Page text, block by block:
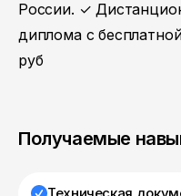
России. ✓
диплома с
руб
Получаемые
Техническая